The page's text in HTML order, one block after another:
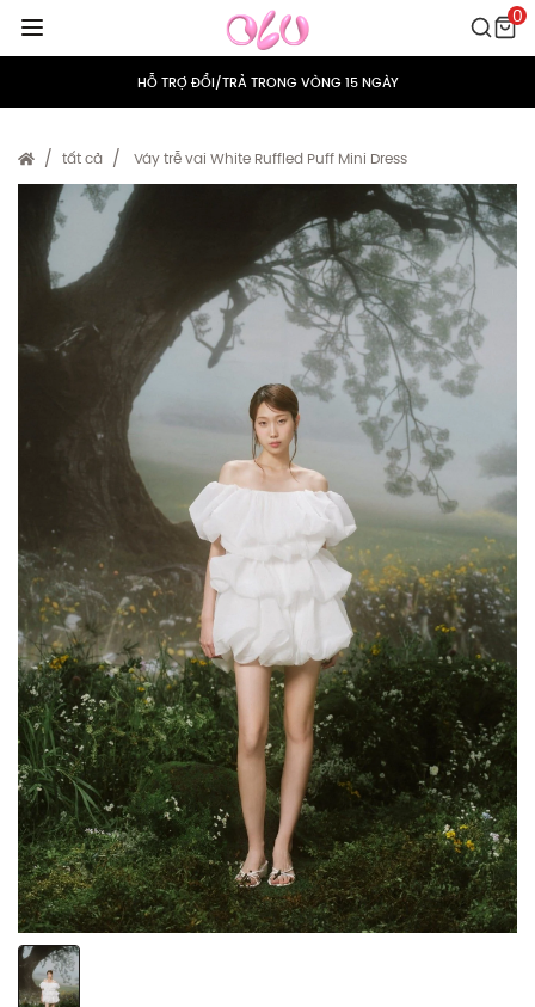
0
MIỄN PHÍ VẬN CHUYỂN CHO MỌI ĐƠN HÀNG
HỖ TRỢ ĐỔI/TRẢ TRONG VÒNG 15 NGÀY
MIỄN PHÍ VẬN CHUYỂN CHO MỌI ĐƠN HÀNG
HỖ TRỢ ĐỔI/TRẢ TRONG VÒNG 15 NGÀY
TÍCH ĐIỂM 5% CHO MỌI ĐƠN HÀNG
tất cả Váy trễ vai White Ruffled Puff Mini Dress